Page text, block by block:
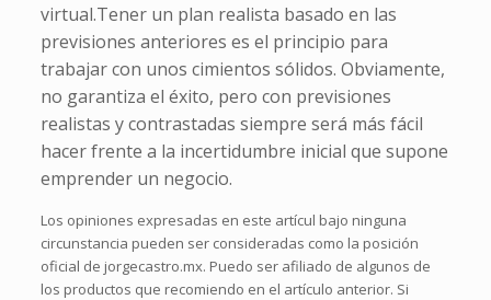
virtual.Tener un plan realista basado en las
previsiones anteriores es el principio para
trabajar con unos cimientos sólidos. Obviamente,
no garantiza el éxito, pero con previsiones
realistas y contrastadas siempre será más fácil
hacer frente a la incertidumbre inicial que supone
emprender un negocio.
Los opiniones expresadas en este artícul bajo ninguna
circunstancia pueden ser consideradas como la posición
oficial de jorgecastro.mx. Puedo ser afiliado de algunos de
los productos que recomiendo en el artículo anterior. Si